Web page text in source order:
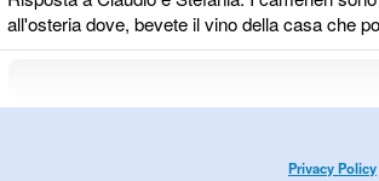
all'osteria dove, bevete il vino della casa che
Privacy Policy